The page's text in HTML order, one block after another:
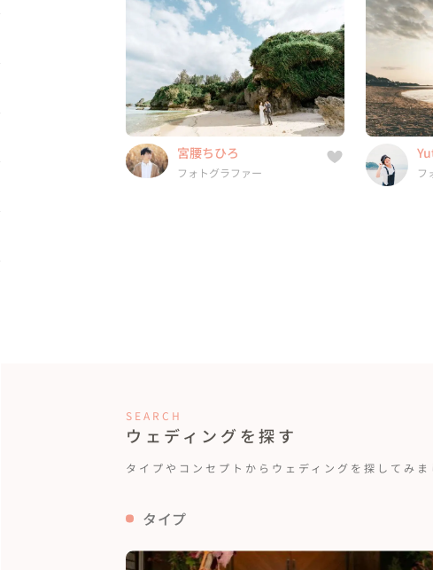
宮腰ちひろ
フォトグラファー
4件 8年
5.0
愛知県, 北海道, 東京都, 神奈川
県, ...
宮腰ちひろ
フォトグラファー
Yuto
フォト
1件
京
...
フ
SEARCH
ウェディングを探す
タイプやコンセプトから ウェディングを探してみま
タイプ